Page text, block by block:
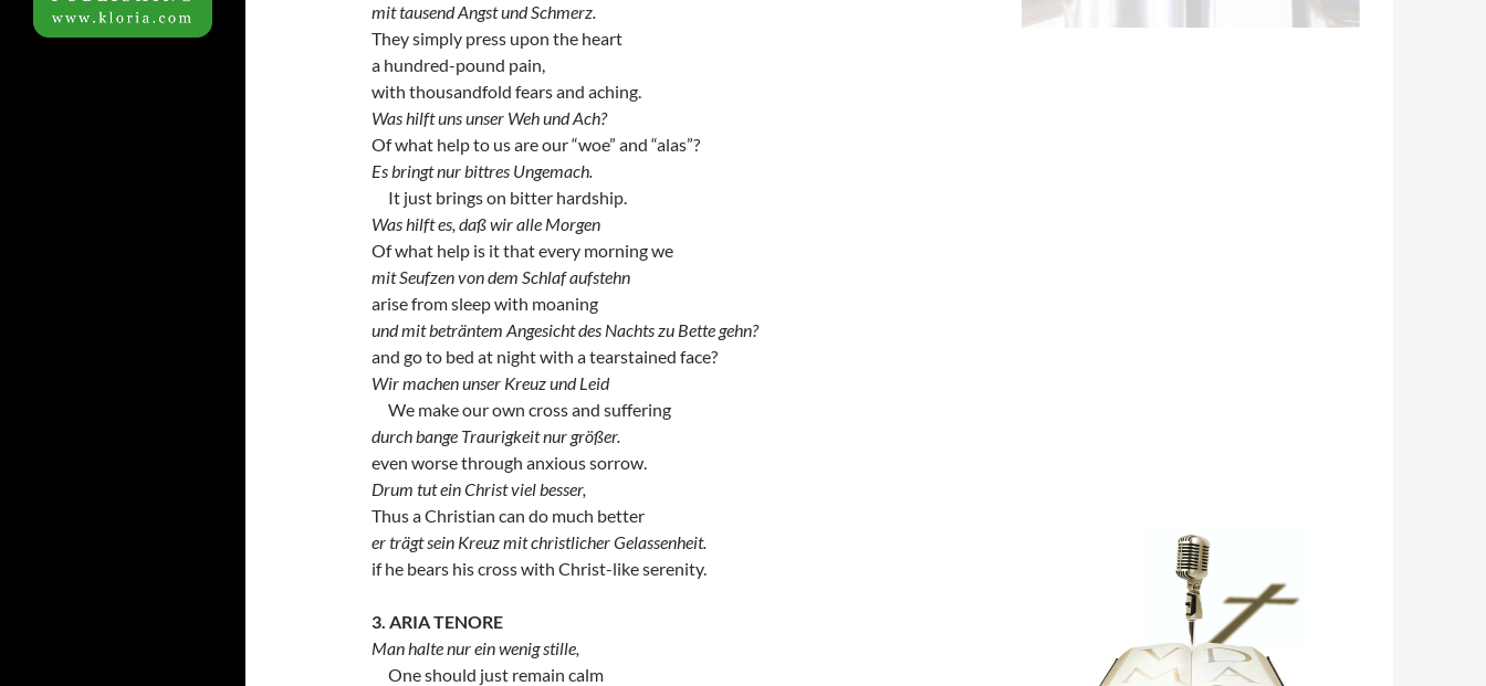
mit tausend Angst und Schmerz.
They simply press upon the heart
a hundred-pound pain,
with thousandfold fears and aching.
Was hilft uns unser Weh und Ach?
Of what help to us are our “woe” and “alas”?
Es bringt nur bittres Ungemach.
It just brings on bitter hardship.
Was hilft es, daß wir alle Morgen
Of what help is it that every morning we
mit Seufzen von dem Schlaf aufstehn
arise from sleep with moaning
und mit beträntem Angesicht des Nachts zu Bette gehn?
and go to bed at night with a tearstained face?
Wir machen unser Kreuz und Leid
We make our own cross and suffering
durch bange Traurigkeit nur größer.
even worse through anxious sorrow.
Drum tut ein Christ viel besser,
Thus a Christian can do much better
er trägt sein Kreuz mit christlicher Gelassenheit.
if he bears his cross with Christ-like serenity.
3. ARIA TENORE
Man halte nur ein wenig stille,
One should just remain calm